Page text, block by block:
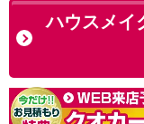
ハウスメイ